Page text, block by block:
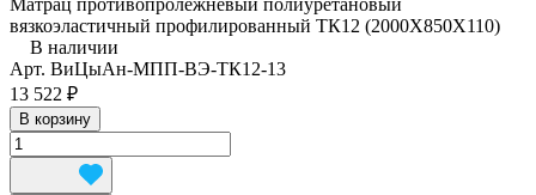
Матрац противопролежневый полиуретановый
вязкоэластичный профилированный ТК12 (2000Х850Х110)
В наличии
Арт. ВиЦыАн-МПП-ВЭ-ТК12-13
13 522 ₽
В корзину